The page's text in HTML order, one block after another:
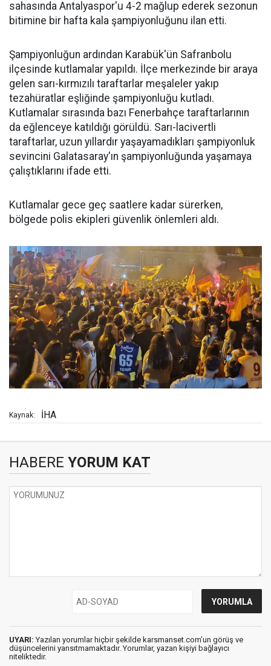
sahasında Antalyaspor'u 4-2 mağlup ederek sezonun
bitimine bir hafta kala şampiyonluğunu ilan etti.
Şampiyonluğun ardından Karabük'ün Safranbolu
ilçesinde kutlamalar yapıldı. İlçe merkezinde bir araya
gelen sarı-kırmızılı taraftarlar meşaleler yakıp
tezahüratlar eşliğinde şampiyonluğu kutladı.
Kutlamalar sırasında bazı Fenerbahçe taraftarlarının
da eğlenceye katıldığı görüldü. Sarı-lacivertli
taraftarlar, uzun yıllardır yaşayamadıkları şampiyonluk
sevincini Galatasaray'ın şampiyonluğunda yaşamaya
çalıştıklarını ifade etti.
Kutlamalar gece geç saatlere kadar sürerken,
bölgede polis ekipleri güvenlik önlemleri aldı.
Kaynak: İHA
HABERE YORUM KAT
UYARI: Yazılan yorumlar hiçbir şekilde karsmanset.com’un görüş ve
düşüncelerini yansıtmamaktadır. Yorumlar, yazan kişiyi bağlayıcı
niteliktedir.